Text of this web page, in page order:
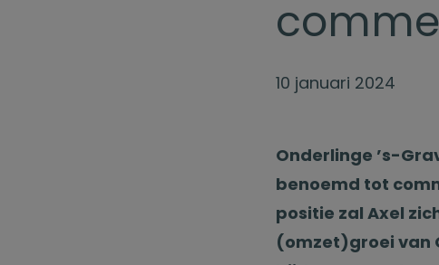
10 januari 2024
Onderlinge ’s-
benoemd tot
positie zal Axel
(omzet)groei van